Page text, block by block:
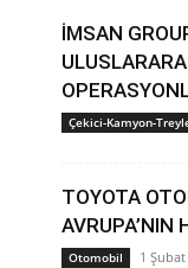
İMSAN
Çekici-Kamyon-
TOYOTA
AVRUPA’NIN
Otomobil 1